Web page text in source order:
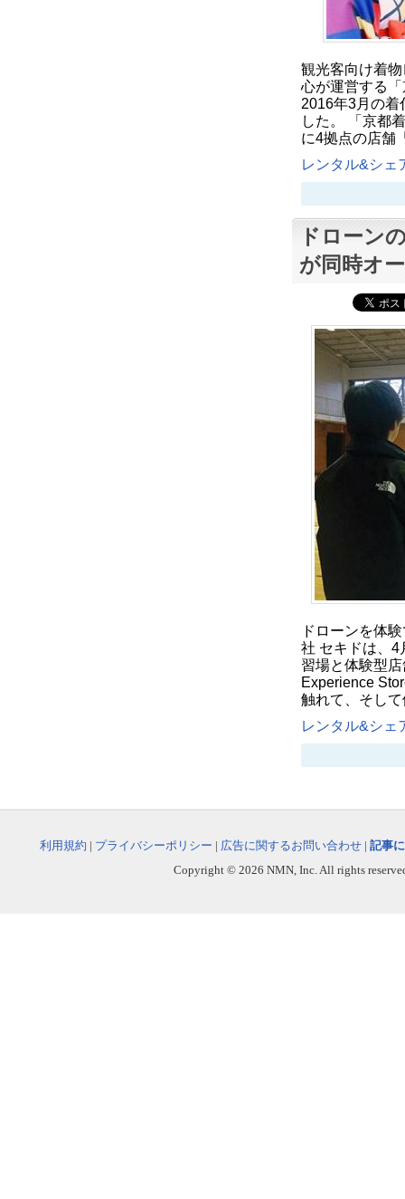
観光客向け着
心が運営する
2016年3月の着
した。 「京都
に4拠点の店舗
レンタル&シェ
ドローン
が同時オ
ドローンを体
社 セキドは、4
習場と体験型
Experience
触れて、そし
レンタル&シェ
利用規約 | プライバシーポリシー | 広告に関するお問い合わせ | 記事
Copyright © 2026 NMN, Inc. All rights